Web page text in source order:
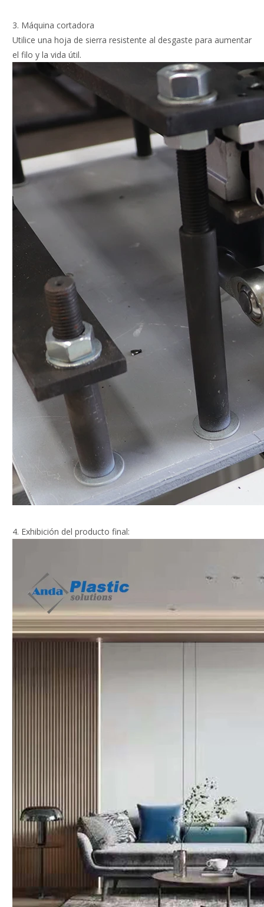
3. Máquina cortadora
Utilice una hoja de sierra resistente al desgaste para aumentar
el filo y la vida útil.
4. Exhibición del producto final: